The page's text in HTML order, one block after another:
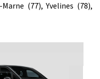
(77), Yvelines (78),